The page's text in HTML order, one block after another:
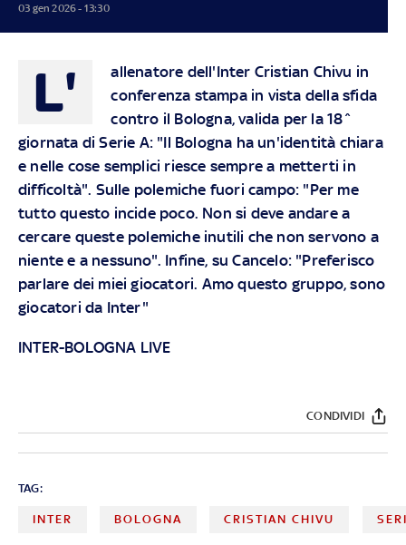
03 gen 2026 - 13:30
L'
allenatore dell'Inter Cristian Chivu in
conferenza stampa in vista della sfida
contro il Bologna, valida per la 18^
giornata di Serie A: "Il Bologna ha un'identità chiara
e nelle cose semplici riesce sempre a metterti in
difficoltà". Sulle polemiche fuori campo: "Per me
tutto questo incide poco. Non si deve andare a
cercare queste polemiche inutili che non servono a
niente e a nessuno". Infine, su Cancelo: "Preferisco
parlare dei miei giocatori. Amo questo gruppo, sono
giocatori da Inter"
INTER-BOLOGNA LIVE
CONDIVIDI
TAG:
INTER BOLOGNA CRISTIAN CHIVU